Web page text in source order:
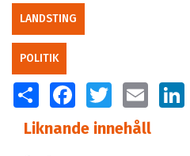
LANDSTING
POLITIK
SHARE FACEBOOKTWITTER EMAIL
Liknande innehåll